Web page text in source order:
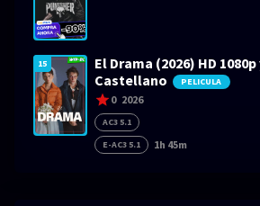
15
El Drama (2026) HD
Castellano
PELICULA
0 2026
AC3 5.1
E-AC3 5.1
1h 45m